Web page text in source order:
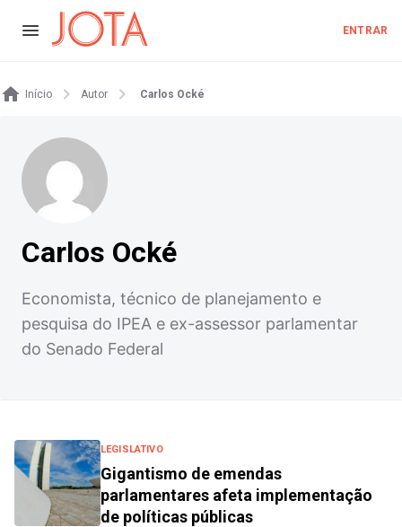
ENTRAR
Início Autor Carlos Ocké
Carlos Ocké
Economista, técnico de planejamento e
pesquisa do IPEA e ex-assessor parlamentar
do Senado Federal
LEGISLATIVO
Gigantismo de emendas
parlamentares afeta implementação
de políticas públicas